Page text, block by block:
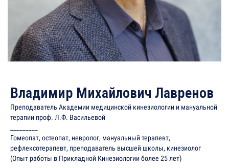
Владимир Михайлович Лавренов
Преподаватель Академии медицинской кинезиологии и мануальной
терапии проф. Л.Ф. Васильевой
Гомеопат, остеопат, невролог, мануальный терапевт,
рефлексотерапевт, преподаватель высшей школы, кинезиолог
(Опыт работы в Прикладной Кинезиологии более 25 лет)